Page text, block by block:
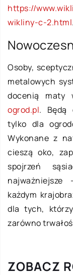
https://
wikliny-c-2.html.
Osoby,
metalowych
docenią maty
ogrod.pl. Będą
tylko dla
Wykonane z
cieszą oko,
spojrzeń
każdym
dla tych,
zarówno
ZOBACZ